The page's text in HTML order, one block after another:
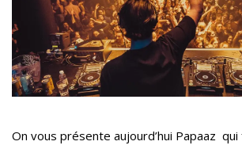
On vous présente aujourd’hui Papaaz